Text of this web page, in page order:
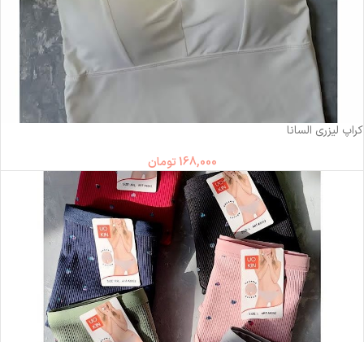
ناموجود
کراپ لیزری السانا
168,000 تومان